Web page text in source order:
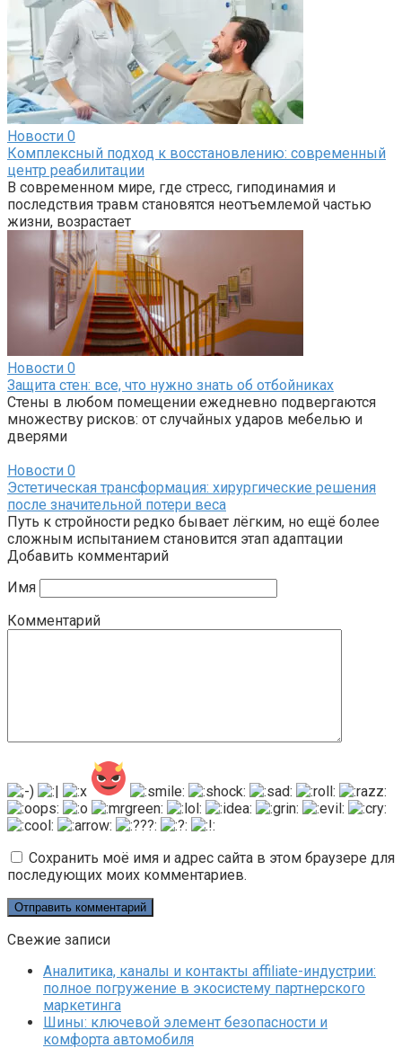
Новости 0
Комплексный подход к восстановлению: современный
центр реабилитации
В современном мире, где стресс, гиподинамия и
последствия травм становятся неотъемлемой частью
жизни, возрастает
Новости 0
Защита стен: все, что нужно знать об отбойниках
Стены в любом помещении ежедневно подвергаются
множеству рисков: от случайных ударов мебелью и
дверями
Новости 0
Эстетическая трансформация: хирургические решения
после значительной потери веса
Путь к стройности редко бывает лёгким, но ещё более
сложным испытанием становится этап адаптации
Добавить комментарий
Имя
Комментарий
Сохранить моё имя и адрес сайта в этом браузере для
последующих моих комментариев.
Свежие записи
Аналитика, каналы и контакты affiliate-индустрии:
полное погружение в экосистему партнерского
маркетинга
Шины: ключевой элемент безопасности и
комфорта автомобиля